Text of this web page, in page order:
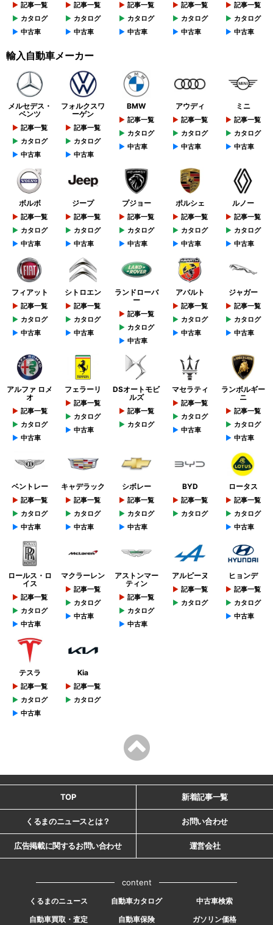
記事一覧
カタログ
中古車
記事一覧
カタログ
中古車
記事一覧
カタログ
中古車
記事一覧
カタログ
中古車
記事一覧
カタログ
中古車
輸入自動車メーカー
メルセデス・
ベンツ
記事一覧
カタログ
中古車
フォルクスワ
ーゲン
記事一覧
カタログ
中古車
BMW
記事一覧
カタログ
中古車
アウディ
記事一覧
カタログ
中古車
ミニ
記事一覧
カタログ
中古車
ボルボ
記事一覧
カタログ
中古車
ジープ
記事一覧
カタログ
中古車
プジョー
記事一覧
カタログ
中古車
ポルシェ
記事一覧
カタログ
中古車
ルノー
記事一覧
カタログ
中古車
フィアット
記事一覧
カタログ
中古車
シトロエン
記事一覧
カタログ
中古車
ランドローバ
ー
記事一覧
カタログ
中古車
アバルト
記事一覧
カタログ
中古車
ジャガー
記事一覧
カタログ
中古車
アルファ ロメ
オ
記事一覧
カタログ
中古車
フェラーリ
記事一覧
カタログ
中古車
DSオートモビ
ルズ
記事一覧
カタログ
マセラティ
記事一覧
カタログ
中古車
ランボルギー
ニ
記事一覧
カタログ
中古車
ベントレー
記事一覧
カタログ
中古車
キャデラック
記事一覧
カタログ
中古車
シボレー
記事一覧
カタログ
中古車
BYD
記事一覧
カタログ
ロータス
記事一覧
カタログ
中古車
ロールス・ロ
イス
記事一覧
カタログ
中古車
マクラーレン
記事一覧
カタログ
中古車
アストンマー
ティン
記事一覧
カタログ
中古車
アルピーヌ
記事一覧
カタログ
ヒョンデ
記事一覧
カタログ
中古車
テスラ
記事一覧
カタログ
中古車
Kia
記事一覧
カタログ
TOP 新着記事一覧
くるまのニュースとは？ お問い合わせ
広告掲載に関するお問い合わせ 運営会社
content
くるまのニュース 自動車カタログ
中古車検索
自動車買取・査定
自動車保険 ガソリン価格